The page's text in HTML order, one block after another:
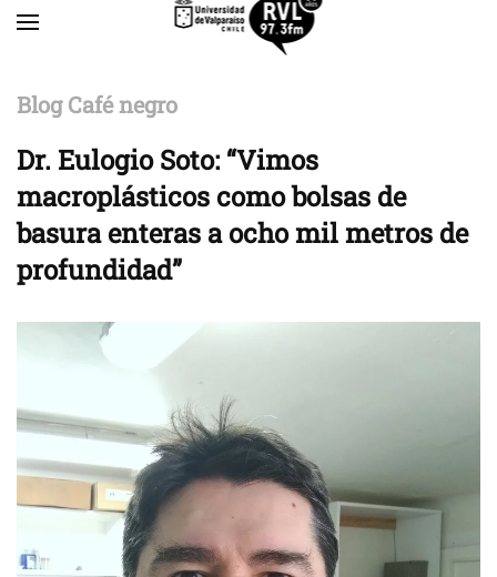
Blog Café negro
Dr. Eulogio Soto: “Vimos
macroplásticos como bolsas de
basura enteras a ocho mil metros de
profundidad”